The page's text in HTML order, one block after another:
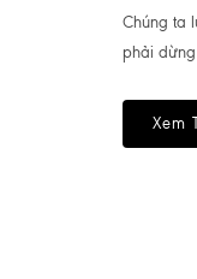
Chúng ta
phải
Xem